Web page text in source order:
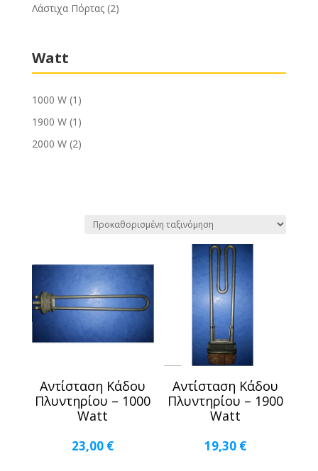
Λάστιχα Πόρτας (2)
Watt
1000 W (1)
1900 W (1)
2000 W (2)
Αντίσταση Κάδου
Πλυντηρίου – 1000
Watt
23,00 €
Αντίσταση Κάδου
Πλυντηρίου – 1900
Watt
19,30 €